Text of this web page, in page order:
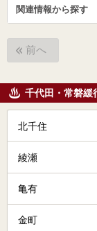
関連情報から探す
前へ
千代田・常磐緩
北千住
綾瀬
亀有
金町